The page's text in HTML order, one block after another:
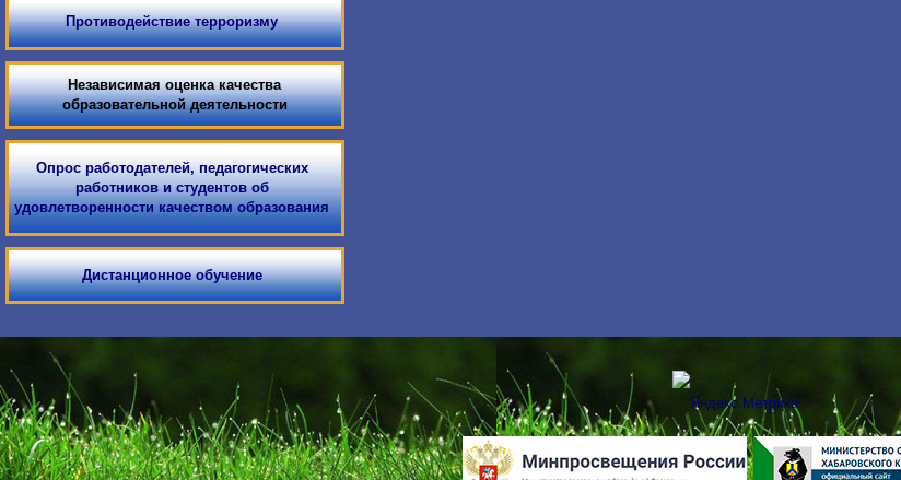
Противодействие терроризму
Независимая оценка качества
образовательной деятельности
Опрос работодателей, педагогических
работников и студентов об
удовлетворенности качеством образования
Дистанционное обучение